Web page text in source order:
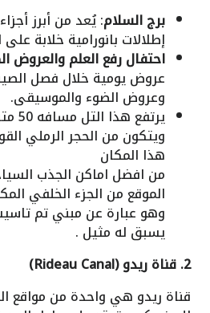
برج السلام: يُعد من أبرز
إطلالات بانورامية خلابة على
احتفال رفع العلم والعروض
عروض يومية خلال فصل
وعروض الضوء والموسيقى.
ويتكون من الحجر الرملي
هذا المكان
من افضل اماكن الجذب
الموقع من الجزء الخلفي
وهو عبارة عن مبني تم
يسبق له مثيل .
2. قناة ريدو (Rideau Canal)
قناة ريدو هي واحدة من مواقع